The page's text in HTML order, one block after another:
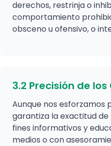
derechos, restrinja o
comportamiento
obsceno u ofensivo, o
3.2 Precisión de
Aunque nos
garantiza la exactitud
fines informativos y
medios o con